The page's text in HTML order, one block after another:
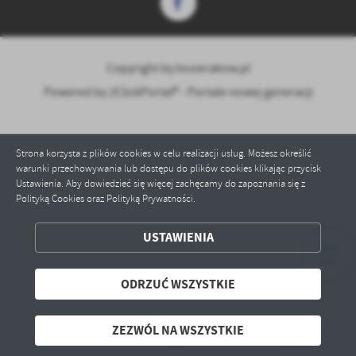
Strona korzysta z plików cookies w celu realizacji usług. Możesz określić
warunki przechowywania lub dostępu do plików cookies klikając przycisk
Ustawienia. Aby dowiedzieć się więcej zachęcamy do zapoznania się z
Polityką Cookies oraz Polityką Prywatności.
USTAWIENIA
ODRZUĆ WSZYSTKIE
ZEZWÓL NA WSZYSTKIE
ZAPISZ WYBRANE
ODRZUĆ WSZYSTKIE
ZEZWÓL NA WSZYSTKIE
LOGOWANIE
Copyright by bssierakow.pl
Powered by
2ClickPortal® - Portale nowej generacji
Obserwuj nas na Facebook Zmieniamy się dla Ciebie